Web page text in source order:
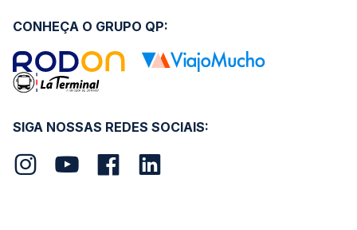
SIGA NOSSAS REDES SOCIAIS:
CONHEÇA O GRUPO QP: